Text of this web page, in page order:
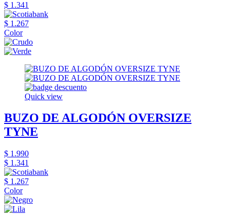
$ 1.341
$ 1.267
Color
Quick view
BUZO DE ALGODÓN OVERSIZE
TYNE
$ 1.990
$ 1.341
$ 1.267
Color